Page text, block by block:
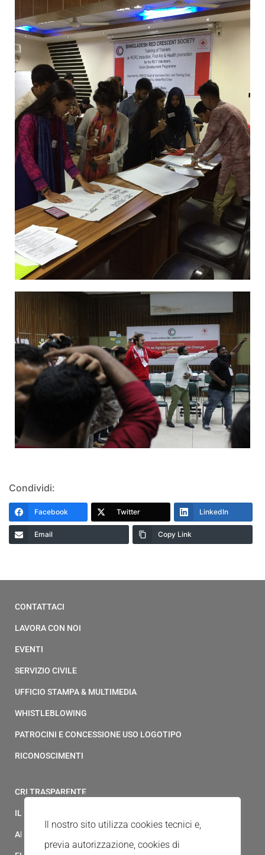
Condividi:
Facebook Twitter LinkedIn
Email Copy Link
CONTATTACI
LAVORA CON NOI
EVENTI
SERVIZIO CIVILE
UFFICIO STAMPA & MULTIMEDIA
WHISTLEBLOWING
PATROCINI E CONCESSIONE USO LOGOTIPO
RICONOSCIMENTI
CRI TRASPARENTE
IL MODELLO 231 DELLA CROCE ROSSA ITALIANA
ALBO FORNITORI
Il nostro sito utilizza cookies tecnici e,
previa autorizzazione, cookies di